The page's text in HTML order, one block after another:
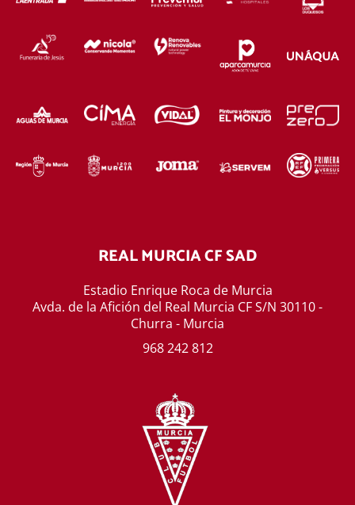
REAL MURCIA CF SAD
Estadio Enrique Roca de Murcia
Avda. de la Afición del Real Murcia CF S/N 30110 -
Churra - Murcia
968 242 812